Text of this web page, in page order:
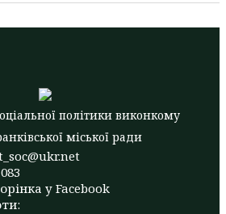
політики виконкому
міської ради
у Facebook